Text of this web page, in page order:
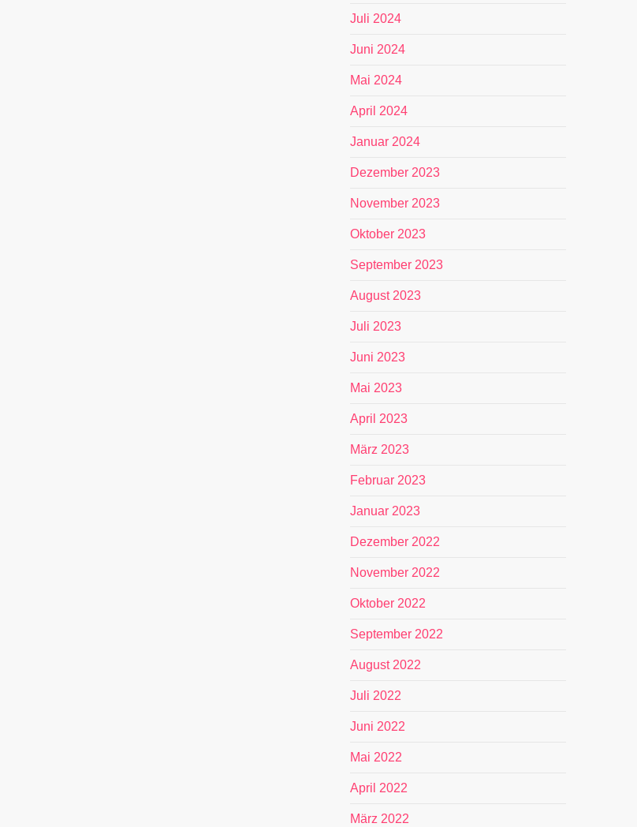
Juli 2024
Juni 2024
Mai 2024
April 2024
Januar 2024
Dezember 2023
November 2023
Oktober 2023
September 2023
August 2023
Juli 2023
Juni 2023
Mai 2023
April 2023
März 2023
Februar 2023
Januar 2023
Dezember 2022
November 2022
Oktober 2022
September 2022
August 2022
Juli 2022
Juni 2022
Mai 2022
April 2022
März 2022